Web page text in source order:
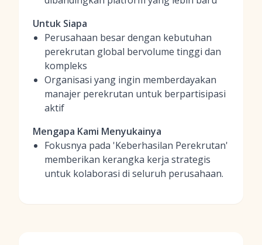
Untuk Siapa
Perusahaan besar dengan kebutuhan
perekrutan global bervolume tinggi dan
kompleks
Organisasi yang ingin memberdayakan
manajer perekrutan untuk berpartisipasi
aktif
Mengapa Kami Menyukainya
Fokusnya pada 'Keberhasilan Perekrutan'
memberikan kerangka kerja strategis
untuk kolaborasi di seluruh perusahaan.